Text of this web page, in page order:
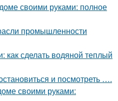
своими руками: полное
промышленности
как сделать водяной теплый
и посмотреть ….
своими руками: